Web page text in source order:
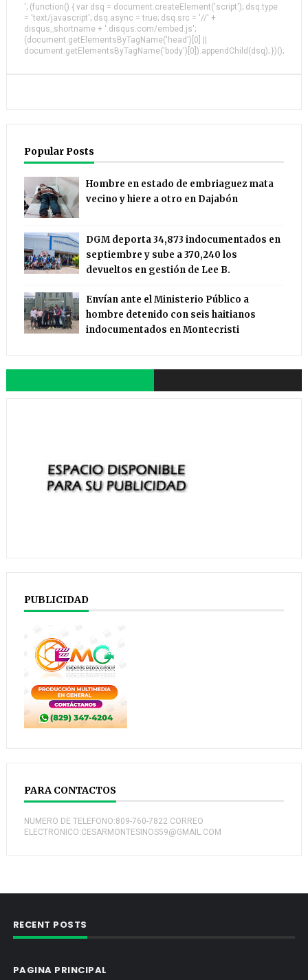
'; (function() { var dsq = document.createElement('script'); dsq.type
= 'text/javascript'; dsq.async = true; dsq.src = '//' +
disqus_shortname + '.disqus.com/embed.js';
(document.getElementsByTagName('head')[0] ||
document.getElementsByTagName('body')[0]).appendChild(dsq); })();
Popular Posts
Hombre en estado de embriaguez mata
vecino y hiere a otro en Dajabón
DGM deporta 34,873 indocumentados en
septiembre y sube a 370,240 los
devueltos en gestión de Lee B.
Envían ante el Ministerio Público a
hombre detenido con seis haitianos
indocumentados en Montecristi
PUBLICIDAD
PARA CONTACTOS
NUMERO DE TELEFONO:809-760-7822 CORREO
ELECTRONICO:CESARMONTESINOS59@GMAIL.COM
RECENT POSTS
PAGINA PRINCIPAL